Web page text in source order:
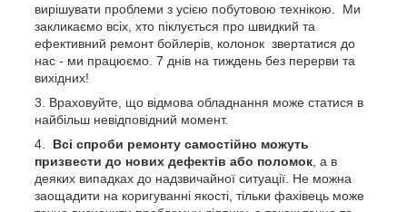
вирішувати проблеми з усією побутовою технікою. Ми
закликаємо всіх, хто піклується про швидкий та
ефективний ремонт бойлерів, колонок звертатися до
нас - ми працюємо. 7 днів на тиждень без перерви та
вихідних!
Враховуйте, що відмова обладнання може статися в
найбільш невідповідний момент.
Всі спроби ремонту самостійно можуть
призвести до нових дефектів або поломок , а в
деяких випадках до надзвичайної ситуації. Не можна
заощадити на коригуванні якості, тільки фахівець може